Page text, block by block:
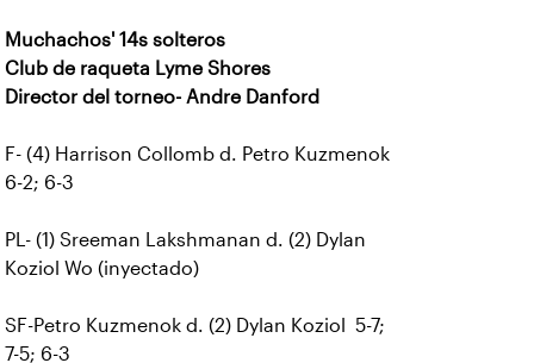
Muchachos' 14s solteros
Club de raqueta Lyme Shores
Director del torneo- Andre Danford
F- (4) Harrison Collomb d. Petro Kuzmenok
6-2; 6-3
PL- (1) Sreeman Lakshmanan d. (2) Dylan
Koziol Wo (inyectado)
SF-Petro Kuzmenok d. (2) Dylan Koziol 5-7;
7-5; 6-3